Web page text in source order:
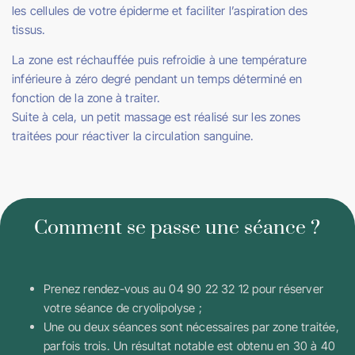
les cellules de votre épiderme et faciliter l’aspiration des
tissus.
La zone est réchauffée puis refroidie à une température
inférieure à zéro degré pendant un temps déterminé en
fonction de la zone à traiter.
Suite à cela, un petit massage est réalisé sur les zones
traitées pour réactiver la circulation sanguine.
Comment se passe une séance ?
Prenez rendez-vous au 04 90 22 32 12 pour réserver
votre séance de cryolipolyse ;
Une ou deux séances sont nécessaires par zone traitée,
parfois trois. Un résultat notable est obtenu en 30 à 40